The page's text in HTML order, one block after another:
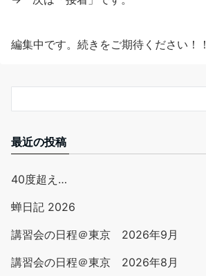
編集中です。続きをご期待ください！！
最近の投稿
40度超え…
蝉日記 2026
講習会の日程＠東京 2026年9月
講習会の日程＠東京 2026年8月